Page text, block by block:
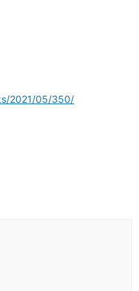
2021/05/350/